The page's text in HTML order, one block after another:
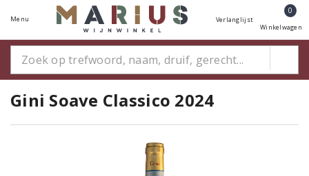
Menu Verlanglijst
0
Winkelwagen
Gini Soave Classico 2024